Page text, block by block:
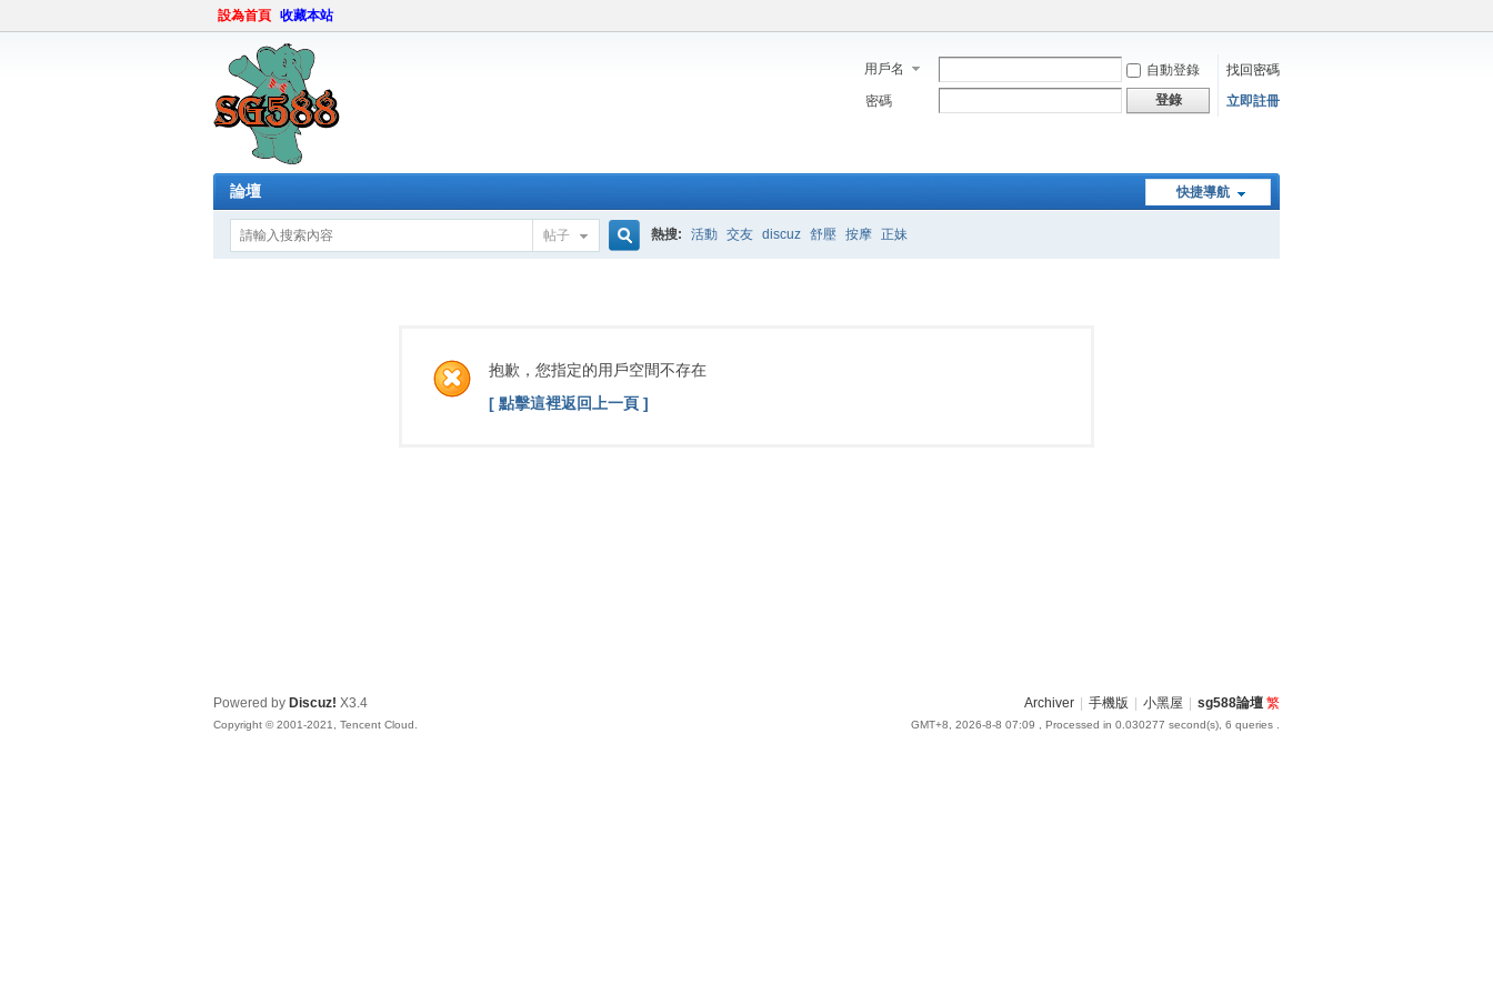
設為首頁 收藏本站
用戶名 自動登錄
找回密碼
密碼
登錄 立即註冊
快捷導航
論壇
帖子
索
熱搜: 活動 交友 discuz 舒壓 按摩 正妹
抱歉，您指定的用戶空間不存在
[ 點擊這裡返回上一頁 ]
Archiver 手機版 小黑屋 sg588論壇 繁
GMT+8, 2026-8-8 07:09 , Processed in 0.030277 second(s), 6 queries .
Powered by Discuz! X3.4
Copyright © 2001-2021, Tencent Cloud.